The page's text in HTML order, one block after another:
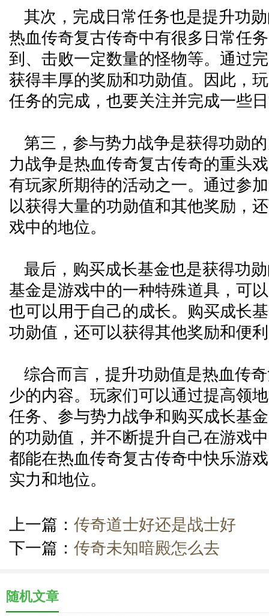
其次，完成日常任务也是提升功
热血传奇复古传奇中有很多日常任
到、击败一定数量的怪物等。通过
获得丰厚的奖励和功勋值。因此，
任务的完成，也要关注并完成一些
第三，参与势力战争是获得功勋
力战争是热血传奇复古传奇的重头
有玩家所期待的活动之一。通过参
以获得大量的功勋值和其他奖励，
戏中的地位。
最后，购买成长基金也是获得功
基金是游戏中的一种特殊道具，可
也可以用于自己的成长。购买成长
功勋值，还可以获得其他奖励和便
综合而言，提升功勋值是热血传
少的内容。玩家们可以通过提高领
任务、参与势力战争和购买成长基
的功勋值，并不断提升自己在游戏
都能在热血传奇复古传奇中快乐游
实力和地位。
上一篇： 传奇道士好还是战士好
下一篇： 传奇未知暗殿怎么去
随机文章